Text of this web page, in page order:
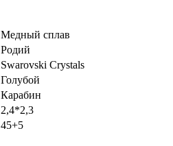
Медный сплав
Родий
Swarovski Crystals
Голубой
Карабин
2,4*2,3
45+5